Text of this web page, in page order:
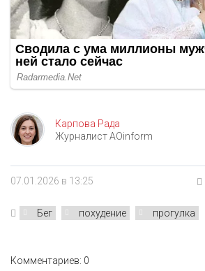
Карпова Рада
Журналист AOinform
07.01.2026 в 13:25
Бег похудение прогулка
Комментариев: 0